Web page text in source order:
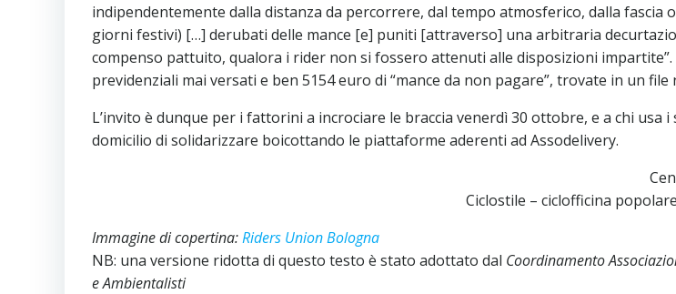
indipendentemente dalla distanza da percorrere, dal tempo atmosferico, dalla fascia
giorni festivi) […] derubati delle mance [e] puniti [attraverso] una arbitraria
compenso pattuito, qualora i rider non si fossero attenuti alle disposizioni impartite”.
previdenziali mai versati e ben 5154 euro di “mance da non pagare”, trovate in un file
L’invito è dunque per i fattorini a incrociare le braccia venerdì 30 ottobre, e a chi usa i
domicilio di solidarizzare boicottando le piattaforme aderenti ad Assodelivery.
Ciclostile – ciclofficina
Immagine di copertina:Riders Union Bologna
NB: una versione ridotta di questo testo è stato adottato dal Coordinamento
e Ambientalisti